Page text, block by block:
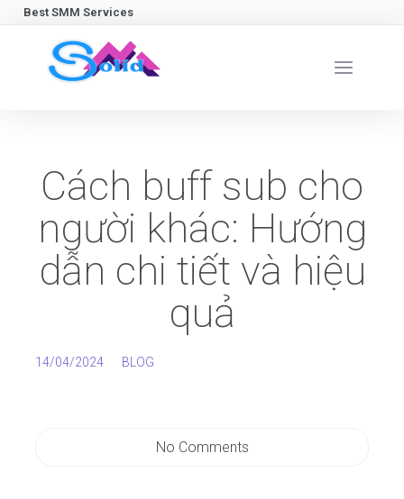
Best SMM Services
Cách buff sub cho
người khác: Hướng
dẫn chi tiết và hiệu
quả
14/04/2024 BLOG
No Comments